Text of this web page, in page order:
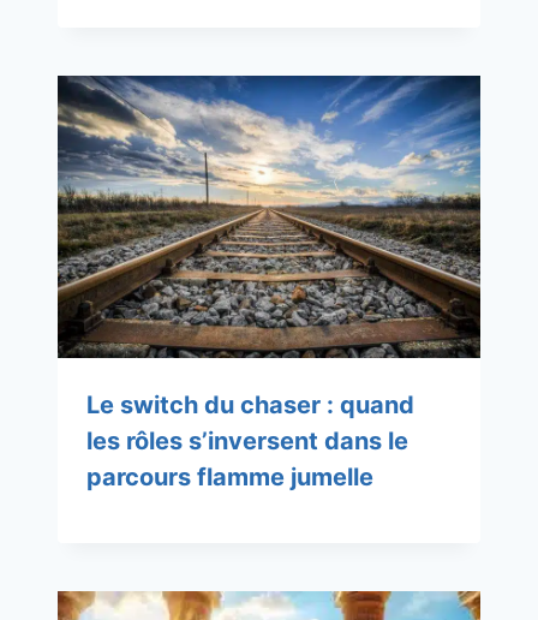
Le switch du chaser : quand
les rôles s’inversent dans le
parcours flamme jumelle